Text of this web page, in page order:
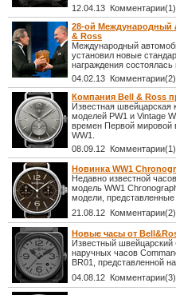
12.04.13 Комментарии(1)
28-ой Международный
& Ross
Международный
установил новые
награждения
04.02.13 Комментарии(2)
Компания Bell & Ross
Известная швейцарская
моделей PW1 и Vintage
времен Первой мировой
WW1.
08.09.12 Комментарии(1)
Новинка WW1
Недавно известной
модель WW1
модели,
21.08.12 Комментарии(2)
Новые часы от
Известный швейцарский
наручных часов
BR01, представленной
04.08.12 Комментарии(3)